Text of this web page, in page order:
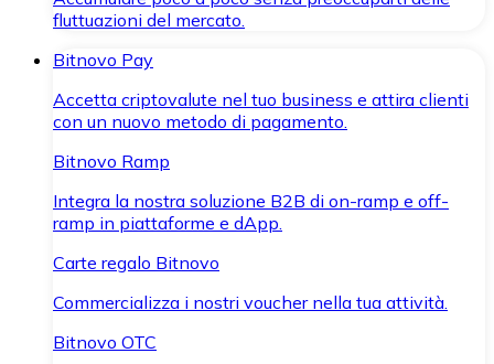
fluttuazioni del mercato.
Bitnovo Pay
Accetta criptovalute nel tuo business e attira clienti
con un nuovo metodo di pagamento.
Bitnovo Ramp
Integra la nostra soluzione B2B di on-ramp e off-
ramp in piattaforme e dApp.
Carte regalo Bitnovo
Commercializza i nostri voucher nella tua attività.
Bitnovo OTC